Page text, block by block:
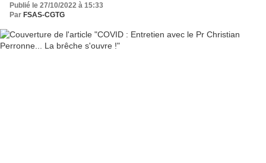
Publié le 27/10/2022 à 15:33
Par FSAS-CGTG